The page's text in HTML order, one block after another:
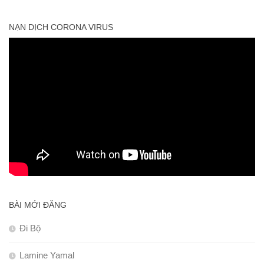
NẠN DỊCH CORONA VIRUS
BÀI MỚI ĐĂNG
Đi Bộ
Lamine Yamal